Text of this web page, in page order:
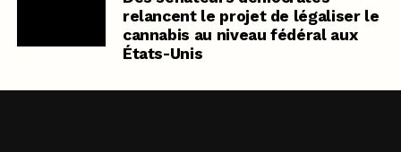
relancent le projet de légaliser le
cannabis au niveau fédéral aux
États-Unis